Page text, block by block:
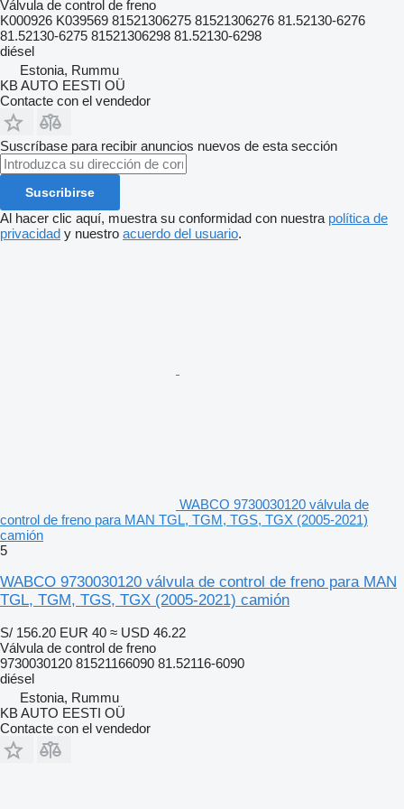
Válvula de control de freno
K000926 K039569 81521306275 81521306276 81.52130-6276
81.52130-6275 81521306298 81.52130-6298
diésel
Estonia, Rummu
KB AUTO EESTI OÜ
Contacte con el vendedor
Suscríbase para recibir anuncios nuevos de esta sección
Suscribirse
Al hacer clic aquí, muestra su conformidad con nuestra política de
privacidad y nuestro acuerdo del usuario.
WABCO 9730030120 válvula de
control de freno para MAN TGL, TGM, TGS, TGX (2005-2021)
camión
5
WABCO 9730030120 válvula de control de freno para MAN
TGL, TGM, TGS, TGX (2005-2021) camión
S/ 156.20 EUR 40 ≈ USD 46.22
Válvula de control de freno
9730030120 81521166090 81.52116-6090
diésel
Estonia, Rummu
KB AUTO EESTI OÜ
Contacte con el vendedor